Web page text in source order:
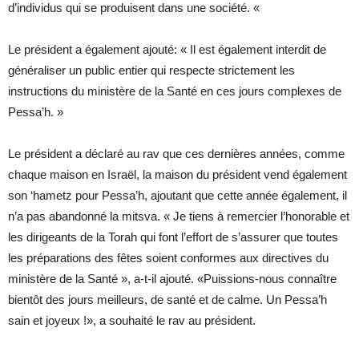
d’individus qui se produisent dans une société. «
Le président a également ajouté: « Il est également interdit de
généraliser un public entier qui respecte strictement les
instructions du ministère de la Santé en ces jours complexes de
Pessa’h. »
Le président a déclaré au rav que ces dernières années, comme
chaque maison en Israël, la maison du président vend également
son ‘hametz pour Pessa’h, ajoutant que cette année également, il
n’a pas abandonné la mitsva. « Je tiens à remercier l’honorable et
les dirigeants de la Torah qui font l’effort de s’assurer que toutes
les préparations des fêtes soient conformes aux directives du
ministère de la Santé », a-t-il ajouté. «Puissions-nous connaître
bientôt des jours meilleurs, de santé et de calme. Un Pessa’h
sain et joyeux !», a souhaité le rav au président.